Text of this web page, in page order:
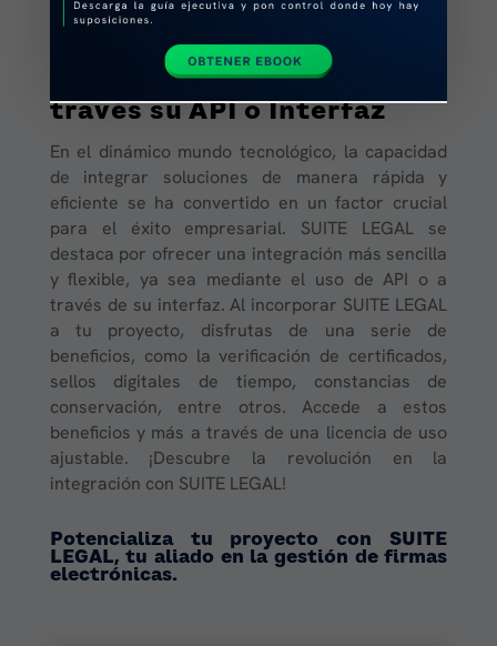
Simplicidad en la
Integración: Implementa
SUITE LEGAL fácilmente a
través su API o Interfaz
En el dinámico mundo tecnológico, la capacidad
de integrar soluciones de manera rápida y
eficiente se ha convertido en un factor crucial
para el éxito empresarial. SUITE LEGAL se
destaca por ofrecer una integración más sencilla
y flexible, ya sea mediante el uso de API o a
través de su interfaz. Al incorporar SUITE LEGAL
a tu proyecto, disfrutas de una serie de
beneficios, como la verificación de certificados,
sellos digitales de tiempo, constancias de
conservación, entre otros. Accede a estos
beneficios y más a través de una licencia de uso
ajustable. ¡Descubre la revolución en la
integración con SUITE LEGAL!
Potencializa tu proyecto con SUITE
LEGAL, tu aliado en la gestión de firmas
electrónicas.